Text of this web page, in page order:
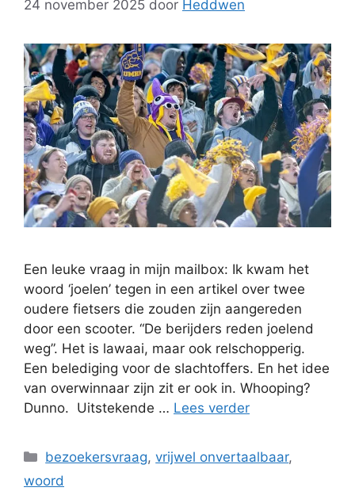
24 november 2025 door Heddwen
Een leuke vraag in mijn mailbox: Ik kwam het
woord ‘joelen’ tegen in een artikel over twee
oudere fietsers die zouden zijn aangereden
door een scooter. “De berijders reden joelend
weg”. Het is lawaai, maar ook relschopperig.
Een belediging voor de slachtoffers. En het idee
van overwinnaar zijn zit er ook in. Whooping?
Dunno. Uitstekende … Lees verder
Categorieën
bezoekersvraag,vrijwel onvertaalbaar,
woord